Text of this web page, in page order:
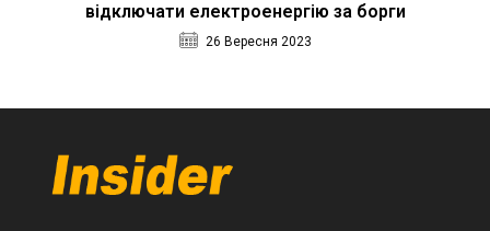
відключати електроенергію за борги
26 Вересня 2023